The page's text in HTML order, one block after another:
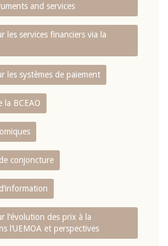
and services
les services financiers via la
les systèmes de paiement
la BCEAO
conjoncture
l‘évolution des prix à la
l‘UEMOA et perspectives